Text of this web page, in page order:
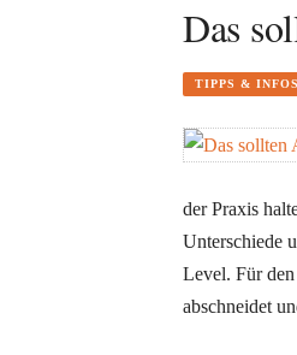
Das
TIPPS & INFOS
der Praxis
Unterschiede
Level. Für den
abschneidet